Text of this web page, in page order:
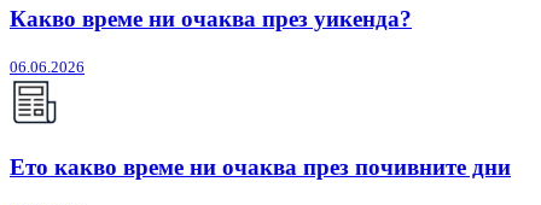
Какво време ни очаква през уикенда?
06.06.2026
Ето какво време ни очаква през почивните дни